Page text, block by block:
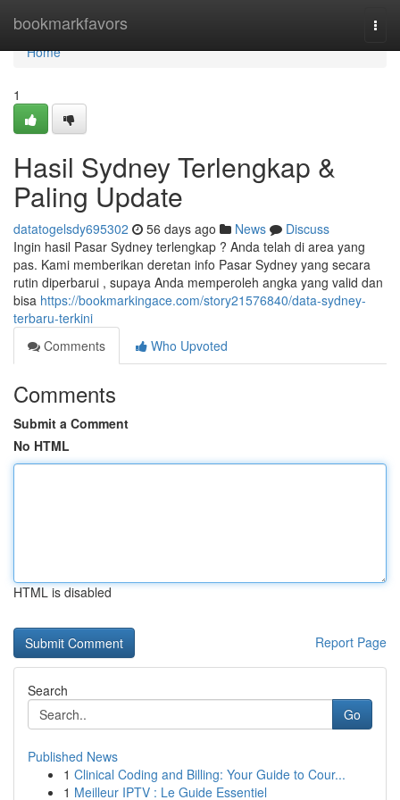
bookmarkfavors
Home
Home
1
Hasil Sydney Terlengkap &
Paling Update
datatogelsdy695302 56 days ago News
Discuss
Ingin hasil Pasar Sydney terlengkap ? Anda telah di area yang
pas. Kami memberikan deretan info Pasar Sydney yang secara
rutin diperbarui , supaya Anda memperoleh angka yang valid dan
bisa https://bookmarkingace.com/story21576840/data-sydney-
terbaru-terkini
Comments
Who Upvoted
Comments
Submit a Comment
No HTML
HTML is disabled
Report Page
Search
Go
Published News
1 Clinical Coding and Billing: Your Guide to Cour...
1 Meilleur IPTV : Le Guide Essentiel